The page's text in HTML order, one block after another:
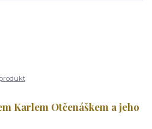
Karlem Otčenáškem a jeho